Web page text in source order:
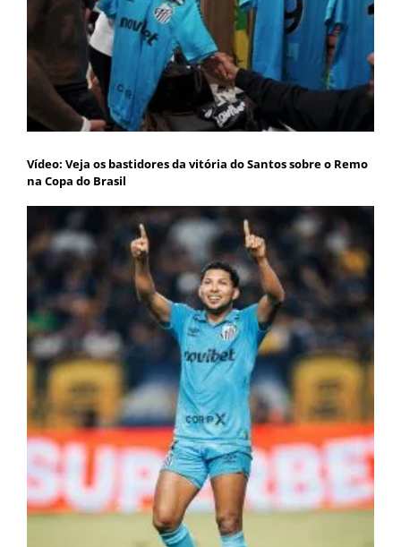
Vídeo: Veja os bastidores da vitória do Santos sobre o Remo
na Copa do Brasil